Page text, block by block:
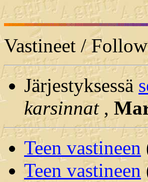
Vastineet /
Järjestyksessä
karsinnat,
Teen vastineen
Teen vastineen